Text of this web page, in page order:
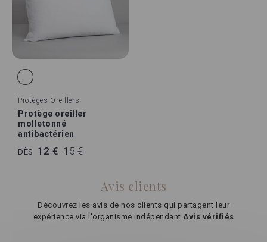
Protèges Oreillers
Protège oreiller
molletonné
antibactérien
DÈS 12 € 15 €
Avis clients
Découvrez les avis de nos clients qui partagent leur
expérience via l'organisme indépendant Avis vérifiés